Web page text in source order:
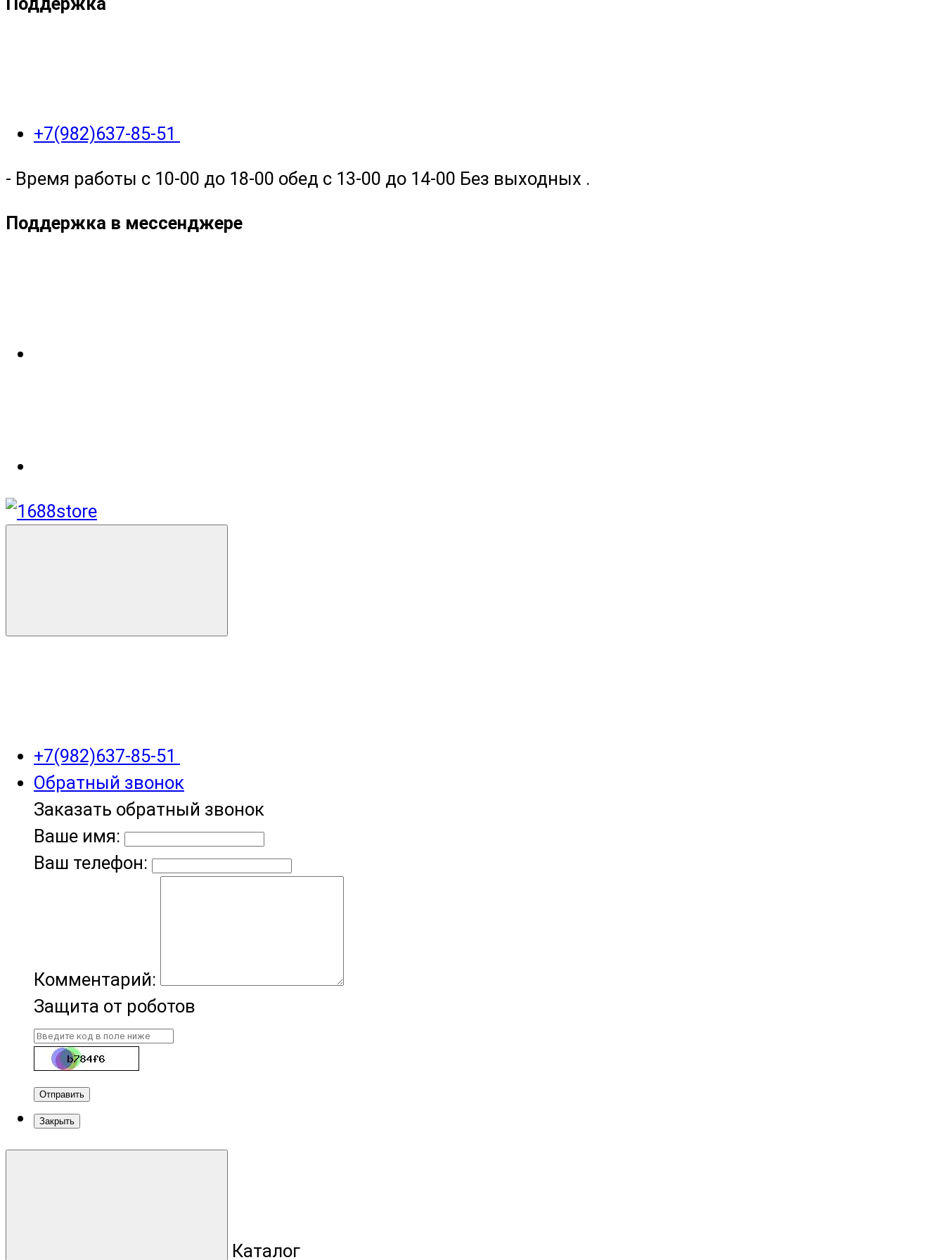
+7(982)637-85-51
- Время работы с 10-00 до 18-00 обед с 13-00 до 14-00 Без выходных .
Поддержка в мессенджере
+7(982)637-85-51
Обратный звонок
Заказать обратный звонок
Ваше имя:
Ваш телефон:
Комментарий:
Защита от роботов
Отправить
Закрыть
Каталог